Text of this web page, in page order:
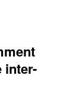
inter-